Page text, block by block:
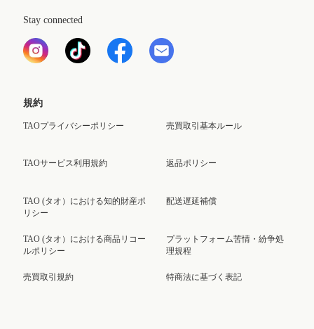
Stay connected
規約
TAOプライバシーポリシー
TAOサービス利用規約
TAO (タオ）における知的財産ポ
リシー
TAO (タオ）における商品リコー
ルポリシー
売買取引規約
売買取引基本ルール
返品ポリシー
配送遅延補償
プラットフォーム苦情・紛争処
理規程
特商法に基づく表記